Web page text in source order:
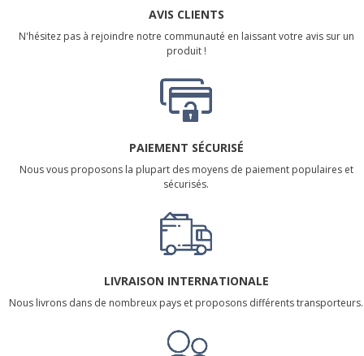
AVIS CLIENTS
N'hésitez pas à rejoindre notre communauté en laissant votre avis sur un
produit !
PAIEMENT SÉCURISÉ
Nous vous proposons la plupart des moyens de paiement populaires et
sécurisés.
LIVRAISON INTERNATIONALE
Nous livrons dans de nombreux pays et proposons différents transporteurs.